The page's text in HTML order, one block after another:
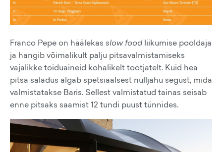
Franco Pepe on häälekas slow foodliikumise pooldaja
ja hangib võimalikult palju pitsavalmistamiseks
vajalikke toiduaineid kohalikelt tootjatelt. Kuid hea
pitsa saladus algab spetsiaalsest nulljahu segust, mida
valmistatakse Baris. Sellest valmistatud tainas seisab
enne pitsaks saamist 12 tundi puust tünnides.